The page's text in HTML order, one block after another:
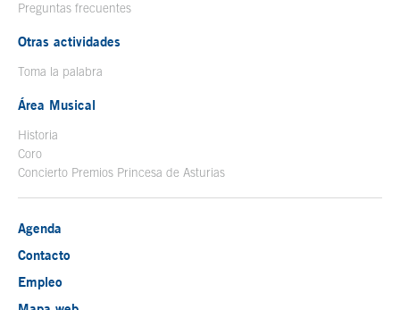
Preguntas frecuentes
Otras actividades
Toma la palabra
Área Musical
Historia
Coro
Concierto Premios Princesa de Asturias
Agenda
Contacto
Empleo